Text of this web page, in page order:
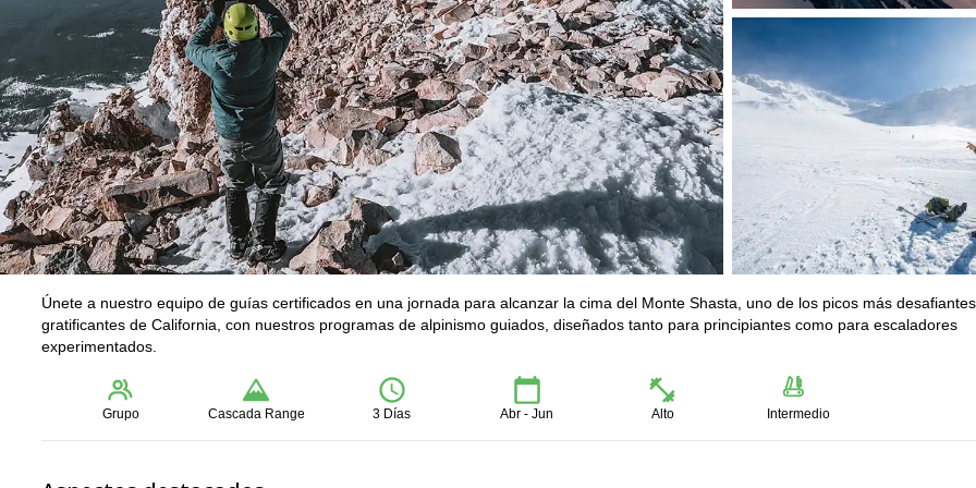
Únete a nuestro equipo de guías certificados en una jornada para alcanzar la cima del Monte Shasta, uno de los picos más
gratificantes de California, con nuestros programas de alpinismo guiados, diseñados tanto para principiantes como para escaladores
experimentados.
Grupo Cascada Range 3 Días Abr - Jun Alto Intermedio